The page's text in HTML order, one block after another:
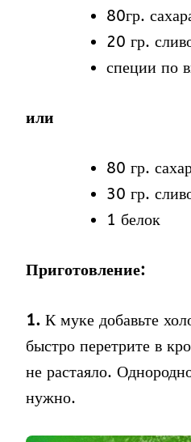
80гр.
20 гр.
специи по
или
80 гр.
30 гр.
1 белок
Приготовление:
1. К муке добавьте
быстро перетрите в
не растаяло.
нужно.